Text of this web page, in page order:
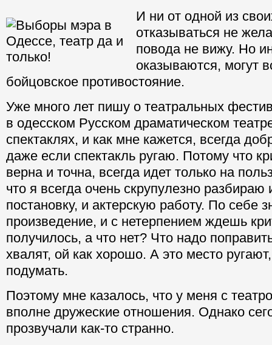
И ни от одной из
отказываться не
повода не вижу. Но
оказываются, могут
бойцовское противостояние.
Уже много лет пишу о театральных
в одесском Русском драматическом
спектаклях, и как мне кажется, всегда
даже если спектакль ругаю. Потому что
верна и точна, всегда идет только на
что я всегда очень скрупулезно разбираю
постановку, и актерскую работу. По себе
произведение, и с нетерпением ждешь
получилось, а что нет? Что надо
хвалят, ой как хорошо. А это место
подумать.
Поэтому мне казалось, что у меня с
вполне дружеские отношения. Однако
прозвучали как-то странно.